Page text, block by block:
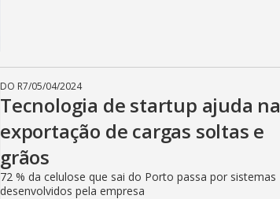
DO R7/05/04/2024
Tecnologia de startup ajuda na
exportação de cargas soltas e
grãos
72 % da celulose que sai do Porto passa por sistemas
desenvolvidos pela empresa